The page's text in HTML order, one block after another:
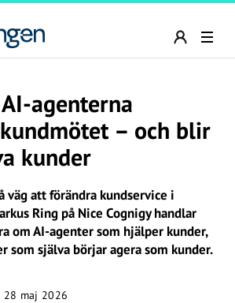
agenterna
– och blir
kunder
väg att förändra kundservice i
Ring på Nice Cognigy handlar
om AI-agenter som hjälper kunder,
som själva börjar agera som kunder.
28 maj 2026